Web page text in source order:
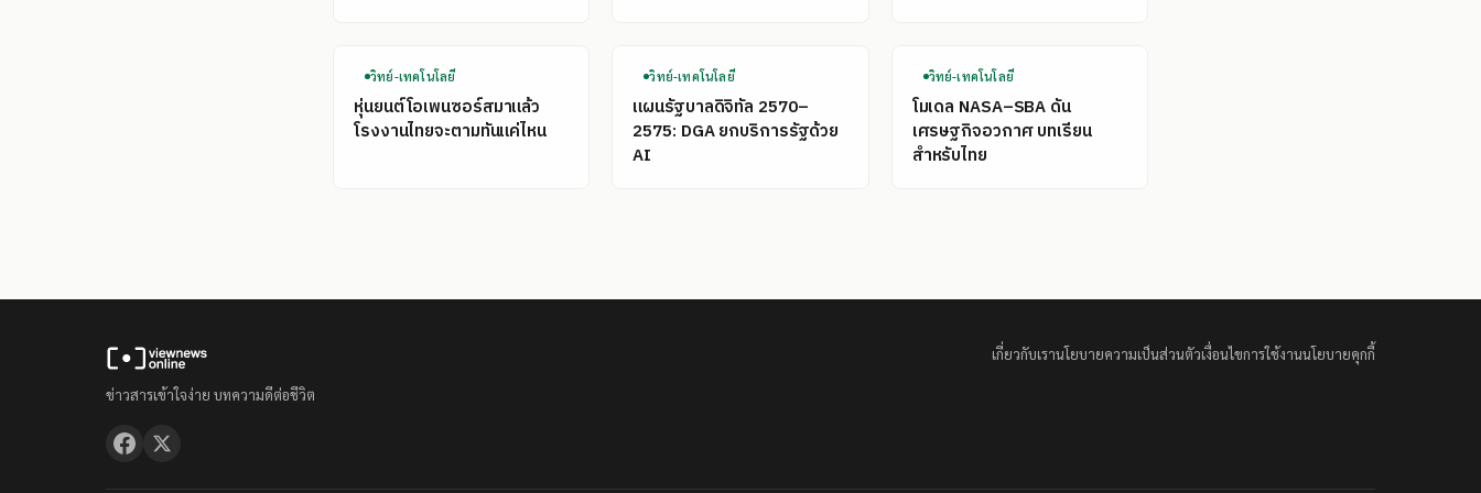
วิทย์-เทคโนโลยี
หุ่นยนต์โอเพนซอร์สมาแล้ว
โรงงานไทยจะตามทันแค่ไหน
วิทย์-เทคโนโลยี
แผนรัฐบาลดิจิทัล 2570–
2575: DGA ยกบริการรัฐด้วย
AI
วิทย์-เทคโนโลยี
โมเดล NASA–SBA ดัน
เศรษฐกิจอวกาศ บทเรียน
สำหรับไทย
ข่าวสารเข้าใจง่าย บทความดีต่อชีวิต
เกี่ยวกับเรานโยบายความเป็นส่วนตัวเงื่อนไขการใช้งานนโยบายคุกกี้